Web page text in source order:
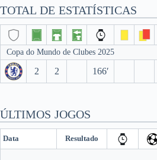
TOTAL DE ESTATÍSTICAS
Copa do Mundo de Clubes 2025
2 2 166′
ÚLTIMOS JOGOS
Data Resultado